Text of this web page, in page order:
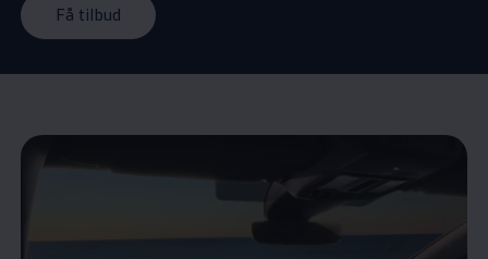
Få tilbud